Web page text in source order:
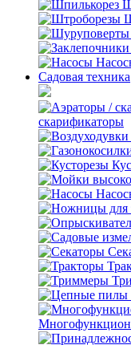
Садовая техника
скарификаторы